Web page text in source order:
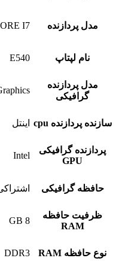
مدل پردازنده I7
نام لپتاپ E540
مدل پردازنده
گرافیکی
سازنده پردازنده cpu اینتل
پردازنده گرافیکی
GPU
Intel
حافظه گرافیکی
ظرفیت حافظه
RAM
8 GB
نوع حافظه RAM DDR3